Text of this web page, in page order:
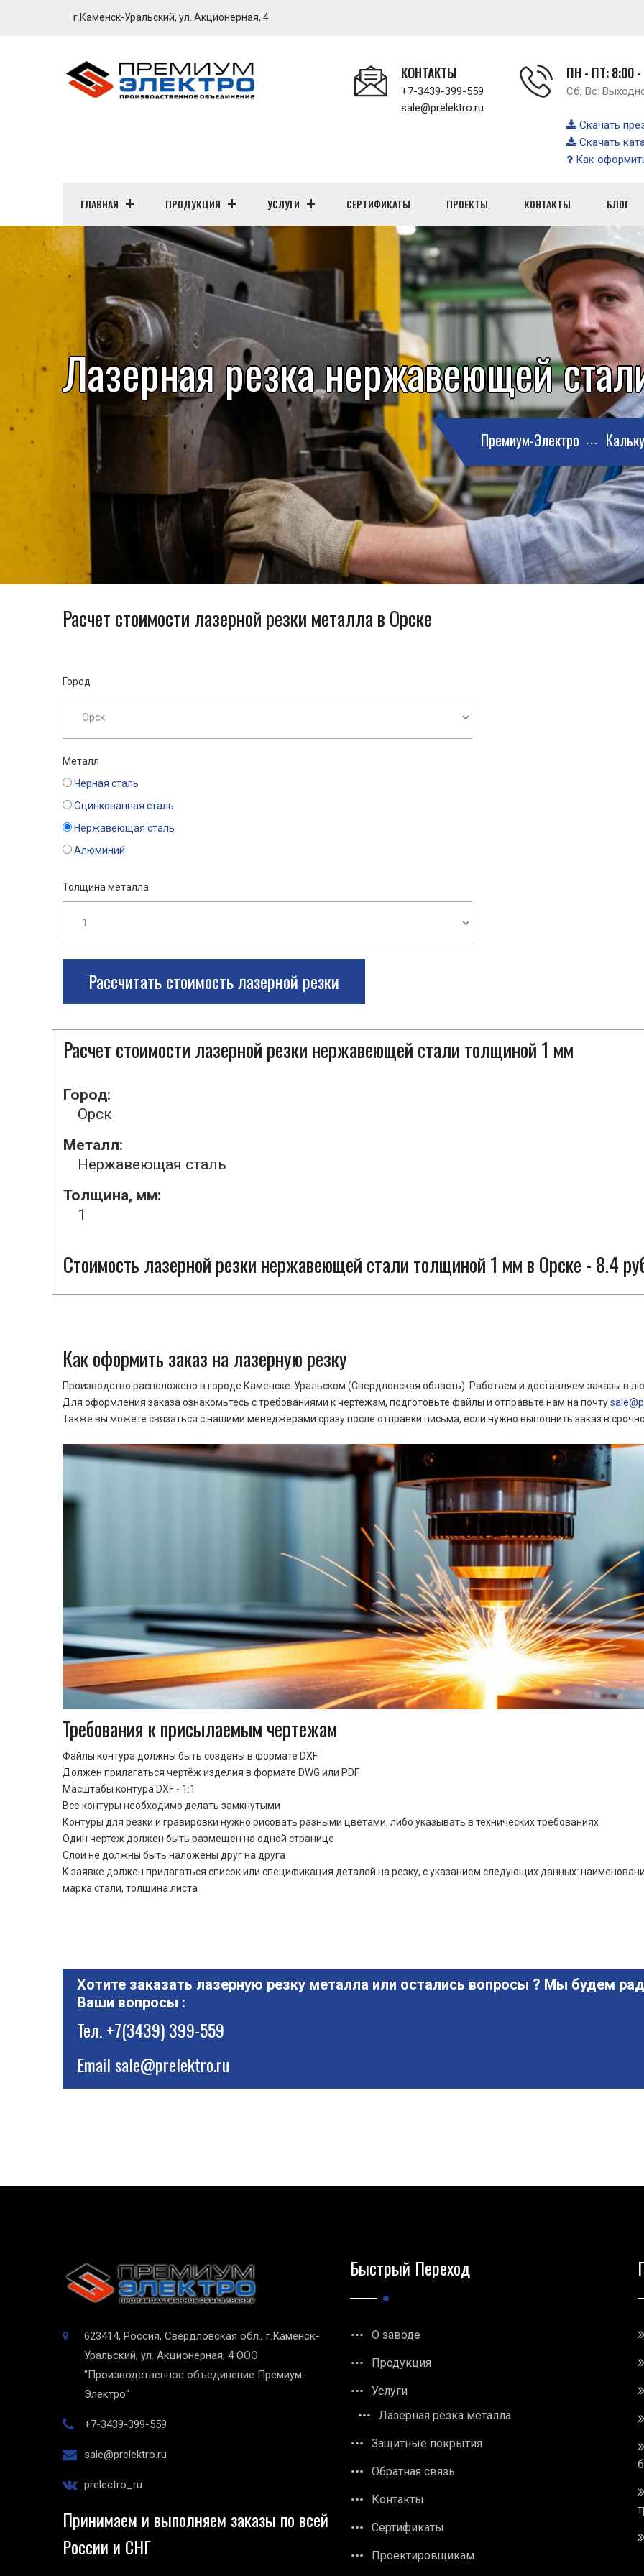
г.Каменск-Уральский, ул. Акционерная, 4
КОНТАКТЫ
+7-3439-399-559
sale@prelektro.ru
ПН - ПТ: 8:00 -
Сб, Вс:
Скачать
Скачать
Как
ГЛАВНАЯ ПРОДУКЦИЯ УСЛУГИ СЕРТИФИКАТЫ ПРОЕКТЫ КОНТАКТЫ БЛОГ
Лазерная резка нержавеющей
Премиум-Электро
Расчет стоимости лазерной резки металла в Орске
Город
Металл
Черная сталь
Оцинкованная сталь
Нержавеющая сталь
Алюминий
Толщина металла
Рассчитать стоимость лазерной резки
Расчет стоимости лазерной резки нержавеющей стали толщиной 1 мм
Город:
Орск
Металл:
Нержавеющая сталь
Толщина, мм:
1
Стоимость лазерной резки нержавеющей стали толщиной 1 мм в Орске - 8.4
Как оформить заказ на лазерную резку
Производство расположено в городе Каменске-Уральском (Свердловская область). Работаем и доставляем заказы в
Для оформления заказа ознакомьтесь с требованиями к чертежам, подготовьте файлы и отправьте нам на почту
Также вы можете связаться с нашими менеджерами сразу после отправки письма, если нужно выполнить заказ в
Требования к присылаемым чертежам
Файлы контура должны быть созданы в формате DXF
Должен прилагаться чертёж изделия в формате DWG или PDF
Масштабы контура DXF - 1:1
Все контуры необходимо делать замкнутыми
Контуры для резки и гравировки нужно рисовать разными цветами, либо указывать в технических требованиях
Один чертеж должен быть размещен на одной странице
Cлои не должны быть наложены друг на друга
К заявке должен прилагаться список или спецификация деталей на резку, с указанием следующих данных:
марка стали, толщина листа
Хотите заказать лазерную резку металла или остались вопросы ? Мы будем
Ваши вопросы :
Тел.+7(3439) 399-559
Emailsale@prelektro.ru
623414, Россия, Свердловская обл., г.Каменск-
Уральский, ул. Акционерная, 4 ООО
"Производственное объединение Премиум-
Электро"
+7-3439-399-559
sale@prelektro.ru
prelectro_ru
Принимаем и выполняем заказы по всей
России и СНГ
Быстрый Переход
О заводе
Продукция
Услуги
Лазерная резка металла
Защитные покрытия
Обратная связь
Контакты
Сертификаты
Проектировщикам